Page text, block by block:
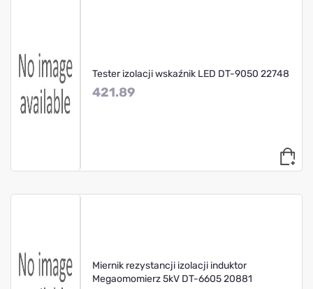
Tester izolacji wskaźnik LED DT-9050 22748
421.89
Miernik rezystancji izolacji induktor
Megaomomierz 5kV DT-6605 20881